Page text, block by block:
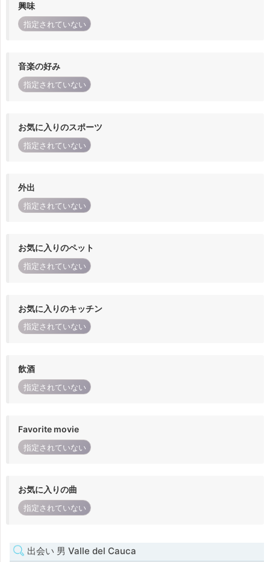
興味
指定されていない
音楽の好み
指定されていない
お気に入りのスポーツ
指定されていない
外出
指定されていない
お気に入りのペット
指定されていない
お気に入りのキッチン
指定されていない
飲酒
指定されていない
Favorite movie
指定されていない
お気に入りの曲
指定されていない
出会い 男 Valle del Cauca